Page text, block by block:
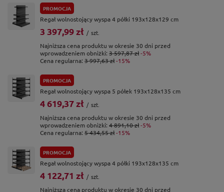
PROMOCJA
Regał wolnostojący wyspa 4 półki 193x128x129 cm
3 397,99 zł / szt.
Najniższa cena produktu w okresie 30 dni przed
wprowadzeniem obniżki: 3 597,87 zł-5%
Cena regularna: 3 997,63 zł-15%
PROMOCJA
Regał wolnostojący wyspa 5 półek 193x128x135 cm
4 619,37 zł / szt.
Najniższa cena produktu w okresie 30 dni przed
wprowadzeniem obniżki: 4 891,10 zł-5%
Cena regularna: 5 434,55 zł-15%
PROMOCJA
Regał wolnostojący wyspa 4 półki 193x128x135 cm
4 122,71 zł / szt.
Najniższa cena produktu w okresie 30 dni przed